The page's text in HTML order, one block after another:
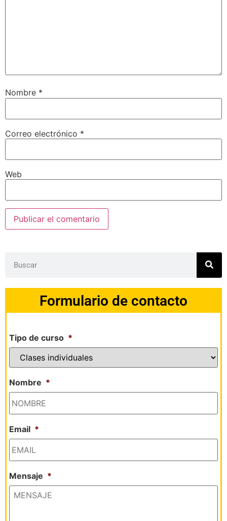
Nombre *
Correo electrónico *
Web
Formulario de contacto
Tipo de curso *
Nombre *
Email *
Mensaje *